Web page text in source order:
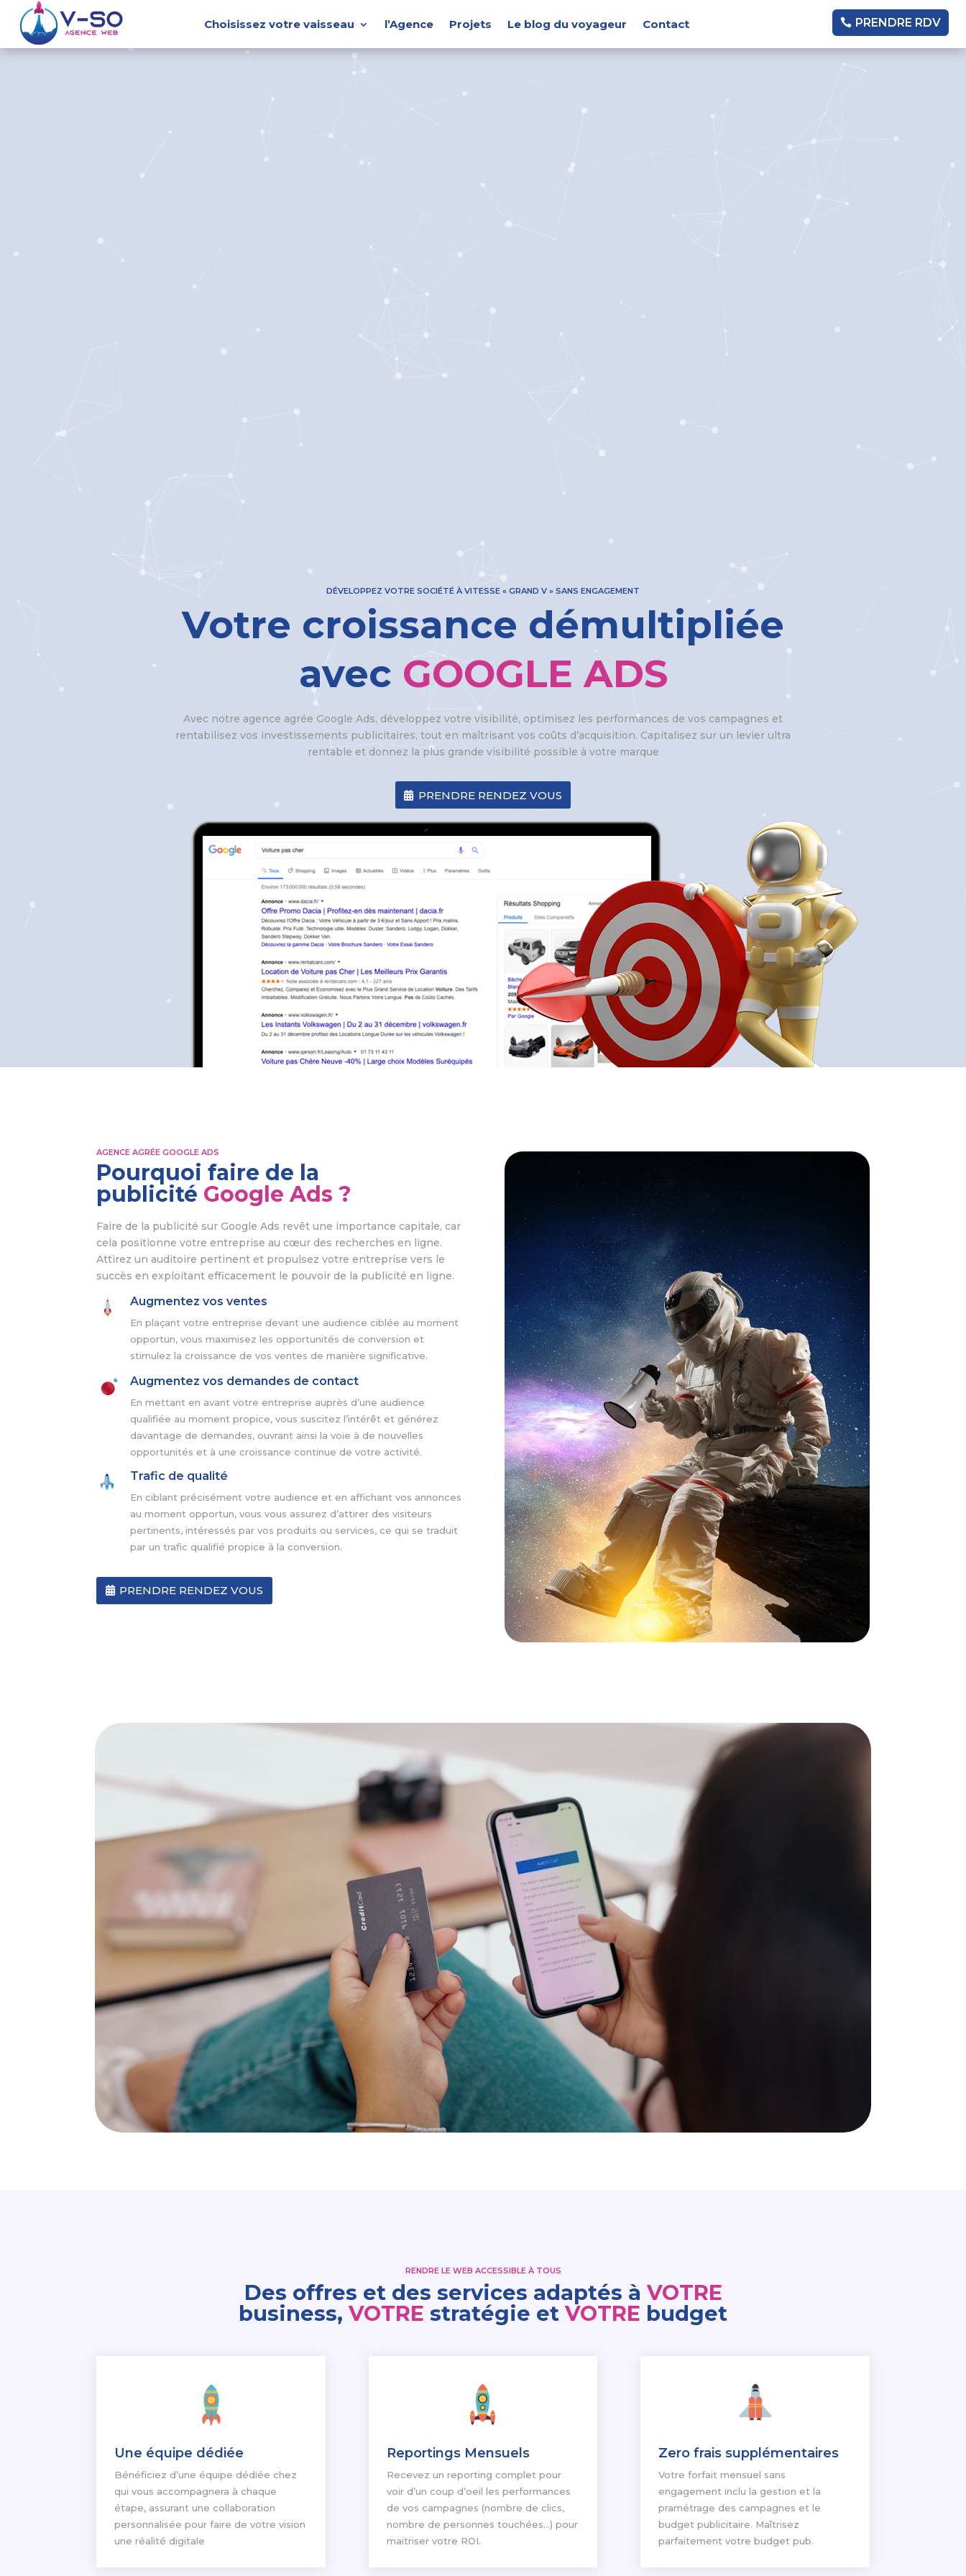
Choisissez votre vaisseau l’Agence Projets Le blog du voyageur Contact PRENDRE RDV
DÉVELOPPEZ VOTRE SOCIÉTÉ À VITESSE « GRAND V » SANS ENGAGEMENT
Votre croissance démultipliée
avec GOOGLE ADS
Avec notre agence agrée Google Ads, développez votre visibilité, optimisez les performances de vos campagnes et
rentabilisez vos investissements publicitaires, tout en maîtrisant vos coûts d’acquisition. Capitalisez sur un levier ultra
rentable et donnez la plus grande visibilité possible à votre marque
PRENDRE RENDEZ VOUS
AGENCE AGRÉE GOOGLE ADS
Pourquoi faire de la
publicité Google Ads ?
Faire de la publicité sur Google Ads revêt une importance capitale, car
cela positionne votre entreprise au cœur des recherches en ligne.
Attirez un auditoire pertinent et propulsez votre entreprise vers le
succès en exploitant efficacement le pouvoir de la publicité en ligne.
Augmentez vos ventes
En plaçant votre entreprise devant une audience ciblée au moment
opportun, vous maximisez les opportunités de conversion et
stimulez la croissance de vos ventes de manière significative.
Augmentez vos demandes de contact
En mettant en avant votre entreprise auprès d’une audience
qualifiée au moment propice, vous suscitez l’intérêt et générez
davantage de demandes, ouvrant ainsi la voie à de nouvelles
opportunités et à une croissance continue de votre activité.
Trafic de qualité
En ciblant précisément votre audience et en affichant vos annonces
au moment opportun, vous vous assurez d’attirer des visiteurs
pertinents, intéressés par vos produits ou services, ce qui se traduit
par un trafic qualifié propice à la conversion.
PRENDRE RENDEZ VOUS
RENDRE LE WEB ACCESSIBLE À TOUS
Des offres et des services adaptés à VOTRE
business, VOTRE stratégie et VOTRE budget
Une équipe dédiée
Bénéficiez d’une équipe dédiée chez
qui vous accompagnera à chaque
étape, assurant une collaboration
personnalisée pour faire de votre vision
une réalité digitale
Reportings Mensuels
Recevez un reporting complet pour
voir d’un coup d’oeil les performances
de vos campagnes (nombre de clics,
nombre de personnes touchées…) pour
maitriser votre ROI.
Zero frais supplémentaires
Votre forfait mensuel sans
engagement inclu la gestion et la
pramétrage des campagnes et le
budget publicitaire. Maîtrisez
parfaitement votre budget pub.